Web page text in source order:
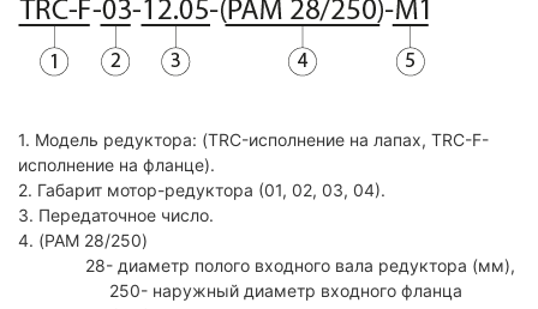
1. Модель редуктора: (TRC-исполнение на лапах, TRC-F-
исполнение на фланце).
2. Габарит мотор-редуктора (01, 02, 03, 04).
3. Передаточное число.
4. (PAM 28/250)
28- диаметр полого входного вала редуктора (мм),
250- наружный диаметр входного фланца